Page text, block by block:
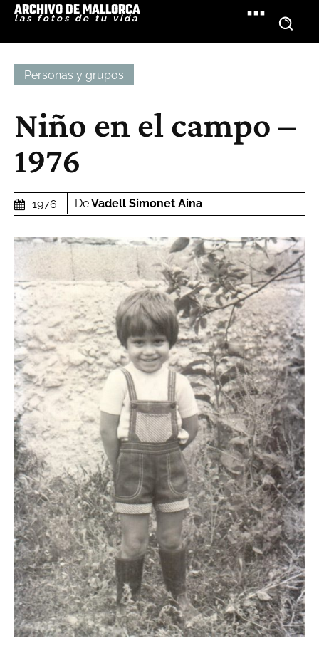
ARCHIVO DE MALLORCA
las fotos de tu vida
Personas y grupos
Niño en el campo –
1976
1976 DeVadell Simonet Aina